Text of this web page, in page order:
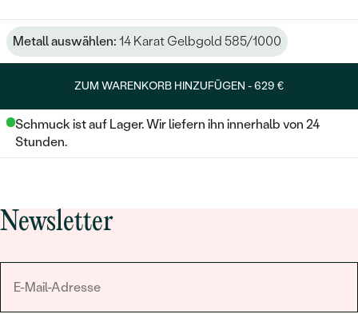
Metall auswählen: 14 Karat Gelbgold 585/1000
ZUM WARENKORB HINZUFÜGEN -629 €
Schmuck ist auf Lager. Wir liefern ihn innerhalb von 24
Stunden.
Newsletter